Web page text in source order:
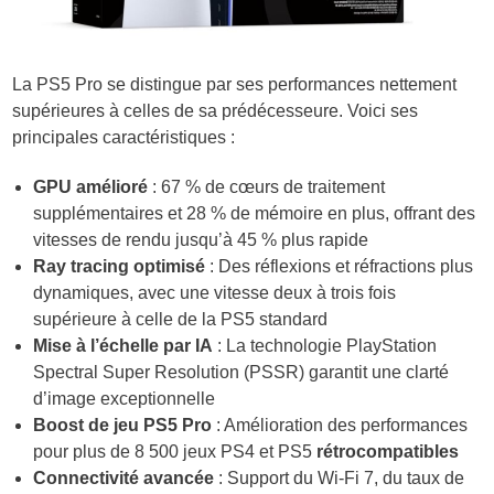
La PS5 Pro se distingue par ses performances nettement
supérieures à celles de sa prédécesseure. Voici ses
principales caractéristiques :
GPU amélioré : 67 % de cœurs de traitement
supplémentaires et 28 % de mémoire en plus, offrant des
vitesses de rendu jusqu’à 45 % plus rapide
Ray tracing optimisé : Des réflexions et réfractions plus
dynamiques, avec une vitesse deux à trois fois
supérieure à celle de la PS5 standard
Mise à l’échelle par IA : La technologie PlayStation
Spectral Super Resolution (PSSR) garantit une clarté
d’image exceptionnelle
Boost de jeu PS5 Pro : Amélioration des performances
pour plus de 8 500 jeux PS4 et PS5 rétrocompatibles
Connectivité avancée : Support du Wi-Fi 7, du taux de